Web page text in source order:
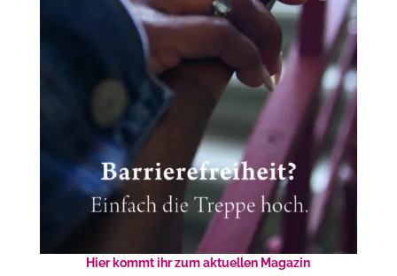
Hier kommt ihr zum aktuellen Magazin